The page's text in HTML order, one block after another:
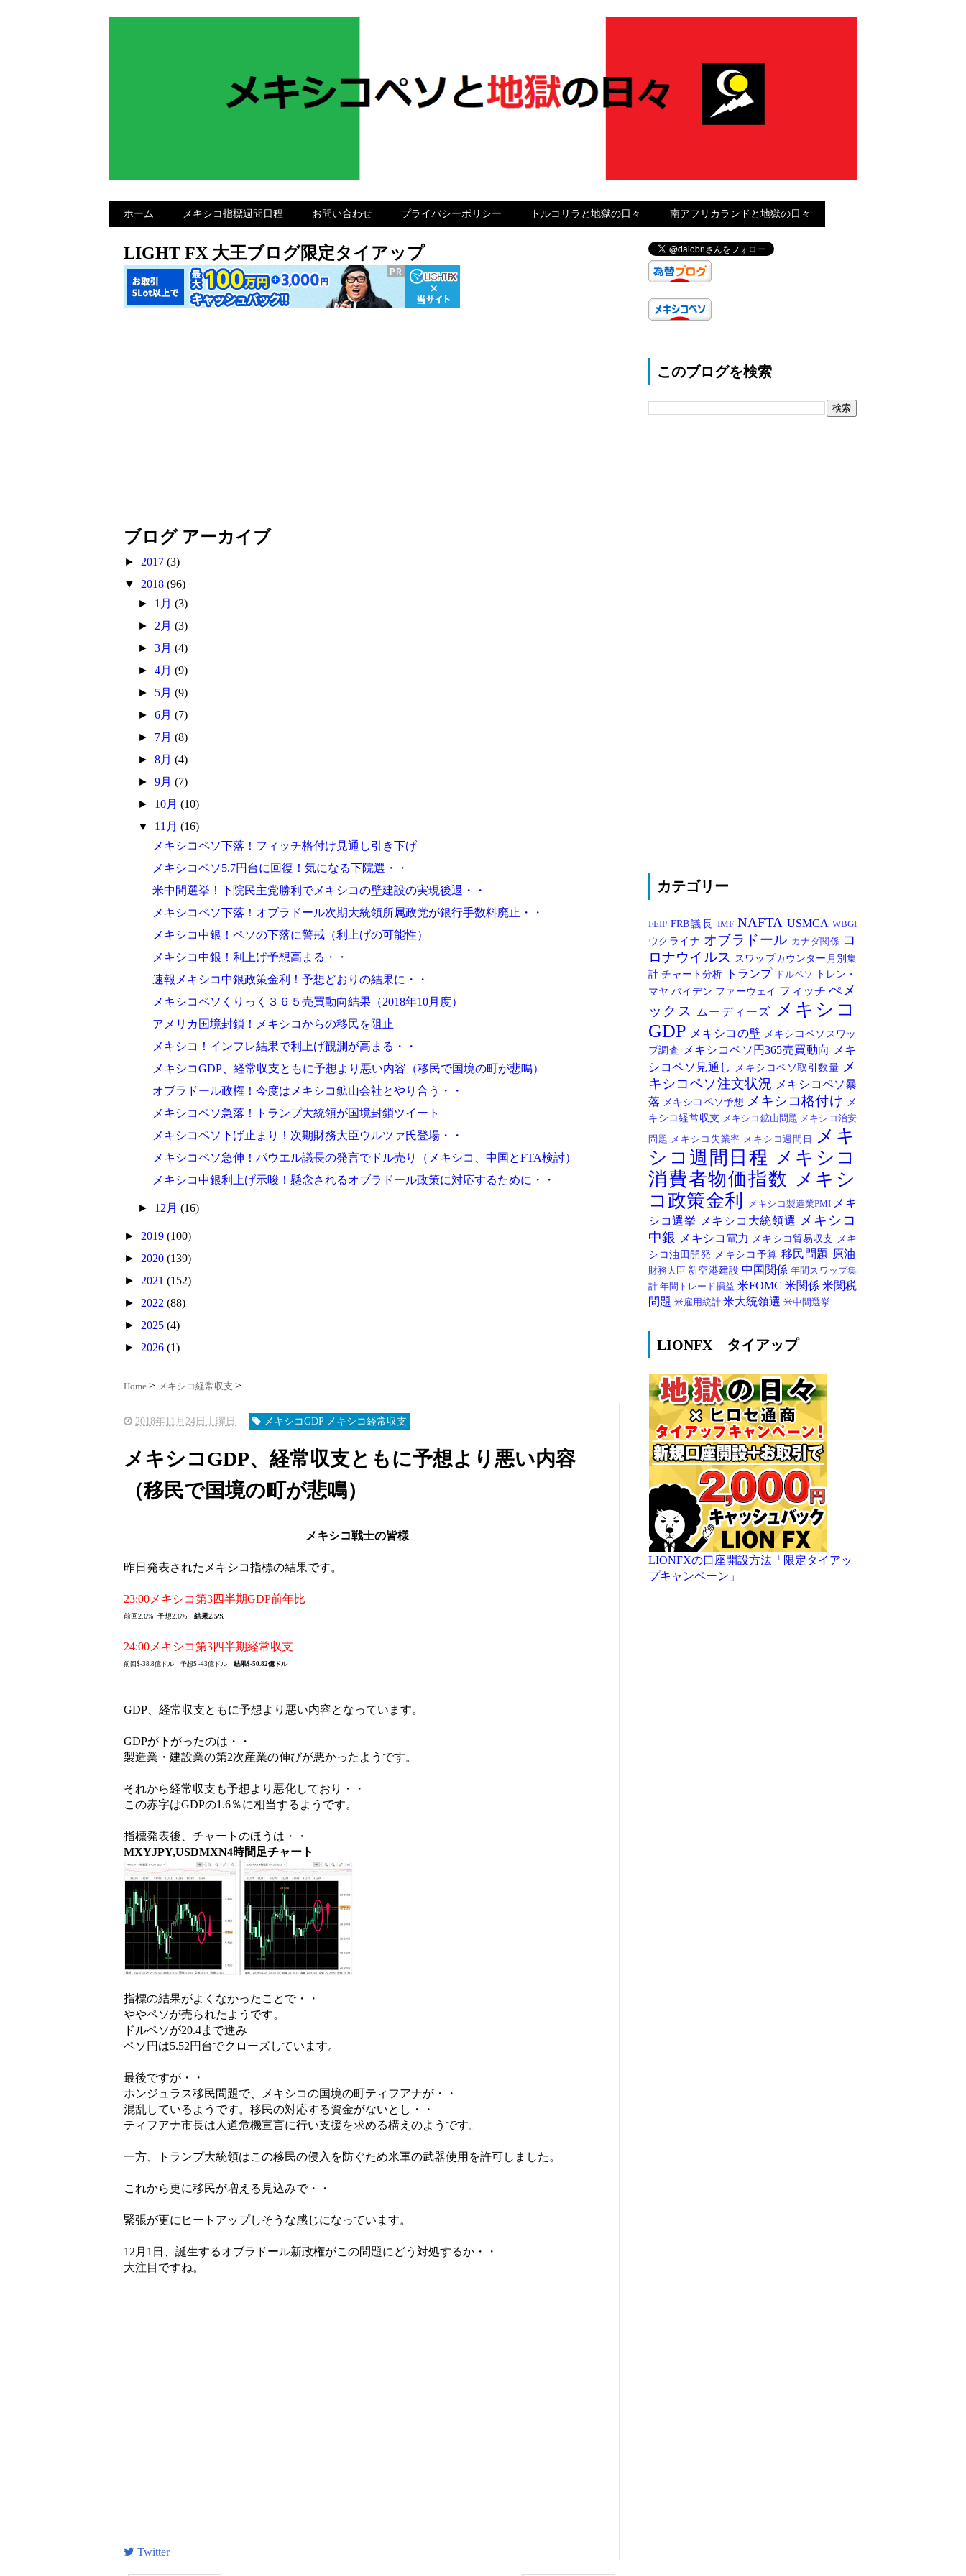
ホーム メキシコ指標週間日程 お問い合わせ プライバシーポリシー トルコリラと地獄の日々 南アフリカランドと地獄の日々
LIGHT FX 大王ブログ限定タイアップ
ブログ アーカイブ
► 2017 (3)
▼ 2018 (96)
► 1月(3)
► 2月(3)
►3月(4)
►4月(9)
► 5月(9)
►6月(7)
► 7月(8)
►8月(4)
►9月(7)
► 10月(10)
▼ 11月(16)
メキシコペソ下落！フィッチ格付け見通し引き下げ
メキシコペソ5.7円台に回復！気になる下院選・・
米中間選挙！下院民主党勝利でメキシコの壁建設の実現後退・・
メキシコペソ下落！オブラドール次期大統領所属政党が銀行手数料廃止・・
メキシコ中銀！ペソの下落に警戒（利上げの可能性）
メキシコ中銀！利上げ予想高まる・・
速報メキシコ中銀政策金利！予想どおりの結果に・・
メキシコペソくりっく３６５売買動向結果（2018年10月度）
アメリカ国境封鎖！メキシコからの移民を阻止
メキシコ！インフレ結果で利上げ観測が高まる・・
メキシコGDP、経常収支ともに予想より悪い内容（移民で国境の町が悲鳴）
オブラドール政権！今度はメキシコ鉱山会社とやり合う・・
メキシコペソ急落！トランプ大統領が国境封鎖ツイート
メキシコペソ下げ止まり！次期財務大臣ウルツァ氏登場・・
メキシコペソ急伸！パウエル議長の発言でドル売り（メキシコ、中国とFTA検討）
メキシコ中銀利上げ示唆！懸念されるオブラドール政策に対応するために・・
► 12月(16)
► 2019 (100)
► 2020 (139)
► 2021 (152)
► 2022 (88)
► 2025 (4)
► 2026 (1)
Home メキシコ経常収支
2018年11月24日土曜日 メキシコGDP メキシコ経常収支
メキシコGDP、経常収支ともに予想より悪い内容
（移民で国境の町が悲鳴）
メキシコ戦士の皆様
昨日発表されたメキシコ指標の結果です。
23:00メキシコ第3四半期GDP前年比
前回2.6% 予想2.6% 結果2.5%
24:00メキシコ第3四半期経常収支
前回$-38.8億ドル 予想$ -43億ドル 結果$-50.82億ドル
GDP、経常収支ともに予想より悪い内容となっています。
GDPが下がったのは・・
製造業・建設業の第2次産業の伸びが悪かったようです。
それから経常収支も予想より悪化しており・・
この赤字はGDPの1.6％に相当するようです。
指標発表後、チャートのほうは・・
MXYJPY,USDMXN4時間足チャート
指標の結果がよくなかったことで・・
ややペソが売られたようです。
ドルペソが20.4まで進み
ペソ円は5.52円台でクローズしています。
最後ですが・・
ホンジュラス移民問題で、メキシコの国境の町ティフアナが・・
混乱しているようです。移民の対応する資金がないとし・・
ティフアナ市長は人道危機宣言に行い支援を求める構えのようです。
一方、トランプ大統領はこの移民の侵入を防ぐため米軍の武器使用を許可しました。
これから更に移民が増える見込みで・・
緊張が更にヒートアップしそうな感じになっています。
12月1日、誕生するオブラドール新政権がこの問題にどう対処するか・・
大注目ですね。
Twitter
このブログを検索
カテゴリー
FEIP FRB議長IMFNAFTAUSMCA WBGI
ウクライナ オブラドール カナダ関係 コ
ロナウイルス
スワップカウンター月別集
計チャート分析 トランプ ドルペソ
トレン・
マヤバイデン ファーウェイ フィッチぺメ
ックス
ムーディーズ メキシコ
GDP メキシコの壁 メキシコペソスワッ
プ調査
メキシコペソ円365売買動向
メキ
シコペソ見通し
メキシコペソ取引数量 メ
キシコペソ注文状況 メキシコペソ暴
落 メキシコペソ予想 メキシコ格付け
メ
キシコ経常収支 メキシコ鉱山問題 メキシコ治安
問題 メキシコ失業率 メキシコ週間日
メキ
シコ週間日程 メキシコ
消費者物価指数 メキシ
コ政策金利
メキシコ製造業PMI メキ
シコ選挙
メキシコ大統領選 メキシコ
中銀
メキシコ電力 メキシコ貿易収支
メキ
シコ油田開発
メキシコ予算 移民問題 原油
財務大臣 新空港建設 中国関係年間スワップ集
計年間トレード損益 米FOMC 米関係 米関税
問題 米雇用統計 米大統領選 米中間選挙
LIONFX タイアップ
LIONFXの口座開設方法「限定タイアッ
プキャンペーン」